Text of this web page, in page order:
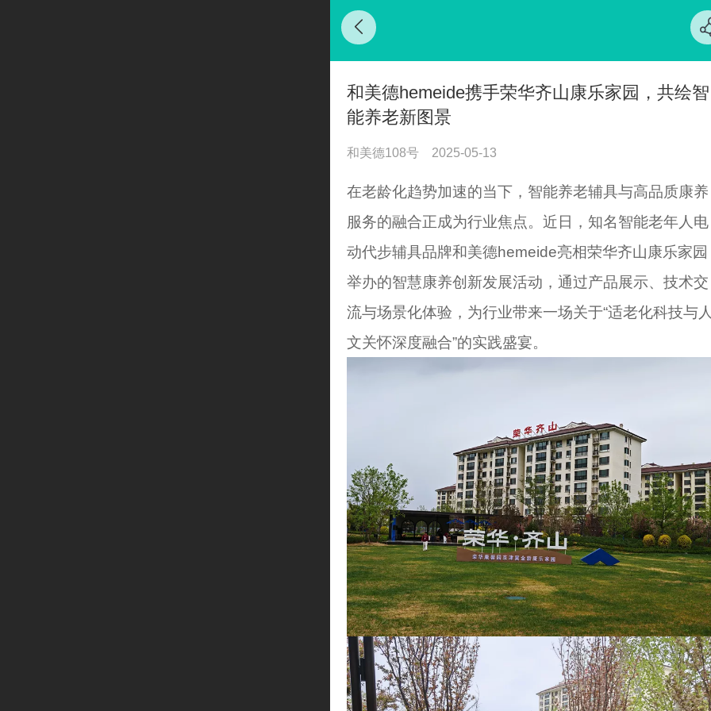
和美德hemeide携手荣华齐山康乐家园，共绘智
能养老新图景
和美德108号 2025-05-13
在老龄化趋势加速的当下，智能养老辅具与高品质康养
服务的融合正成为行业焦点。近日，知名智能老年人电
动代步辅具品牌和美德hemeide亮相荣华齐山康乐家园
举办的智慧康养创新发展活动，通过产品展示、技术交
流与场景化体验，为行业带来一场关于“适老化科技与
文关怀深度融合”的实践盛宴。